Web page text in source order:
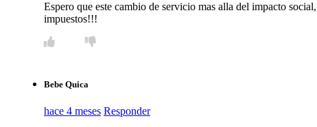
Espero que este cambio de servicio mas alla del impacto
impuestos!!!
Bebe Quica
hace 4 meses Responder